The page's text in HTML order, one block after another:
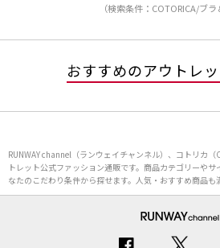
（検索条件：COTORICA/ブラ
おすすめのアウトレ
RUNWAY channel（ランウェイチャンネル）、コトリカ
トレット公式ファッション通販です。商品カテゴリーや
なたのこだわり条件から探せます。人気・おすすめ商品も